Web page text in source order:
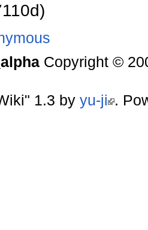
Copyright ©
1.3 by yu-ji .